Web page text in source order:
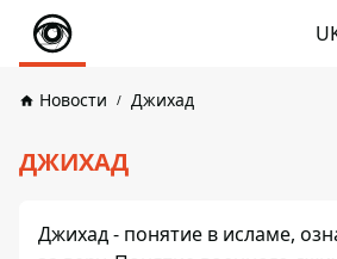
Новости Джихад
ДЖИХАД
Джихад - понятие в исламе,